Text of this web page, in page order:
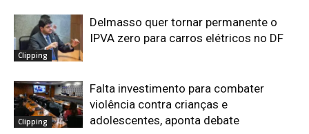
Clipping
Delmasso quer tornar permanente o
IPVA zero para carros elétricos no DF
Clipping
Falta investimento para combater
violência contra crianças e
adolescentes, aponta debate